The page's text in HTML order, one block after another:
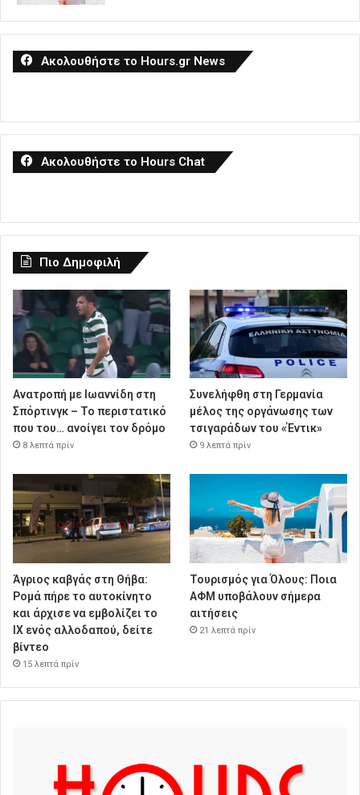
Ακολουθήστε το Hours.gr News
Ακολουθήστε το Hours Chat
Πιο Δημοφιλή
Ανατροπή με Ιωαννίδη στη
Σπόρτινγκ – Το περιστατικό
που του… ανοίγει τον δρόμο
8 λεπτά πρίν
Συνελήφθη στη Γερμανία
μέλος της οργάνωσης των
τσιγαράδων του «Έντικ»
9 λεπτά πρίν
Άγριος καβγάς στη Θήβα:
Ρομά πήρε το αυτοκίνητο
και άρχισε να εμβολίζει το
ΙΧ ενός αλλοδαπού, δείτε
βίντεο
15 λεπτά πρίν
Τουρισμός για Όλους: Ποια
ΑΦΜ υποβάλουν σήμερα
αιτήσεις
21 λεπτά πρίν